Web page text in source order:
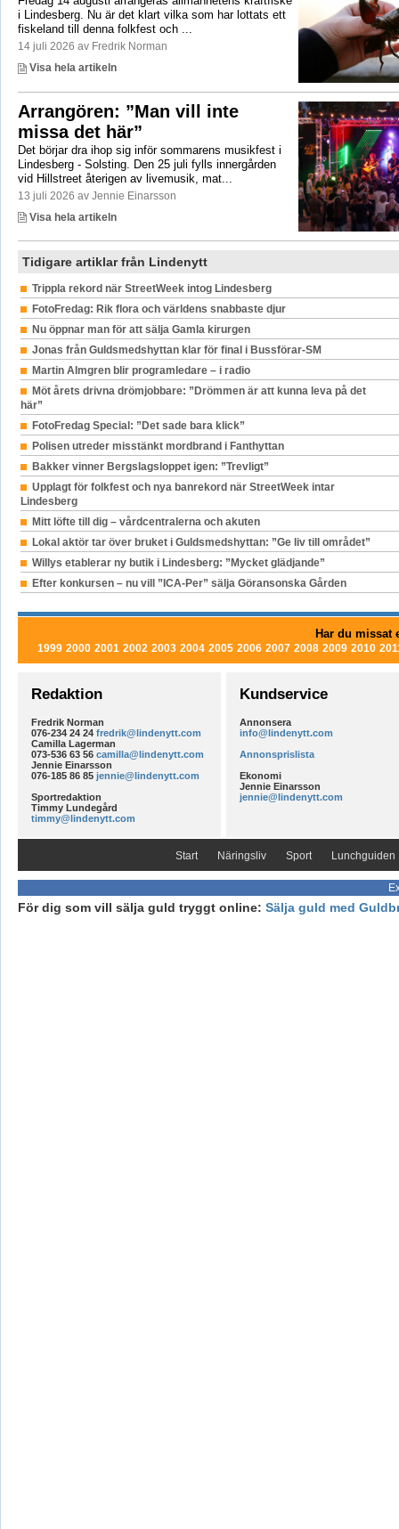
i Lindesberg. Nu är det klart vilka som har lottats ett
fiskeland till denna folkfest och ...
14 juli 2026 av Fredrik Norman
Visa hela artikeln
Arrangören: ”Man vill inte
missa det här”
Det börjar dra ihop sig inför sommarens musikfest i
Lindesberg - Solsting. Den 25 juli fylls innergården
vid Hillstreet återigen av livemusik, mat...
13 juli 2026 av Jennie Einarsson
Visa hela artikeln
Tidigare artiklar från Lindenytt
Trippla rekord när StreetWeek intog Lindesberg
FotoFredag: Rik flora och världens snabbaste djur
Nu öppnar man för att sälja Gamla kirurgen
Jonas från Guldsmedshyttan klar för final i Bussförar-SM
Martin Almgren blir programledare – i radio
Möt årets drivna drömjobbare: ”Drömmen är att kunna leva på det
här”
FotoFredag Special: ”Det sade bara klick”
Polisen utreder misstänkt mordbrand i Fanthyttan
Bakker vinner Bergslagsloppet igen: ”Trevligt”
Upplagt för folkfest och nya banrekord när StreetWeek intar
Lindesberg
Mitt löfte till dig – vårdcentralerna och akuten
Lokal aktör tar över bruket i Guldsmedshyttan: ”Ge liv till området”
Willys etablerar ny butik i Lindesberg: ”Mycket glädjande”
Efter konkursen – nu vill ”ICA-Per” sälja Göransonska Gården
Har du missat
1999 2000 2001 2002 2003 2004 2005 2006 2007 2008 2009 2010
Redaktion
Fredrik Norman
076-234 24 24 fredrik@lindenytt.com
Camilla Lagerman
073-536 63 56 camilla@lindenytt.com
Jennie Einarsson
076-185 86 85 jennie@lindenytt.com
Sportredaktion
Timmy Lundegård
timmy@lindenytt.com
Kundservice
Annonsera
info@lindenytt.com
Annonsprislista
Ekonomi
Jennie Einarsson
jennie@lindenytt.com
Start Näringsliv Sport Lunchguiden
För dig som vill sälja guld tryggt online: Sälja guld med